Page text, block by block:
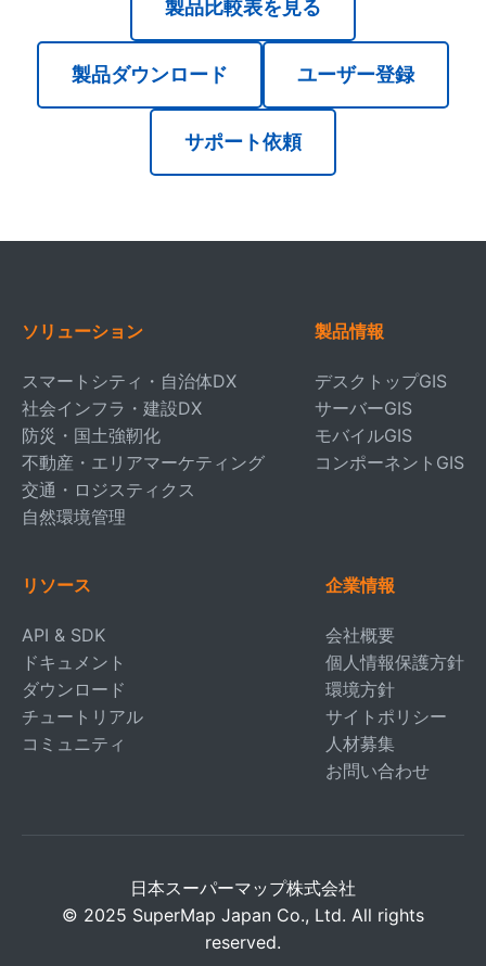
製品比較表を見る
製品ダウンロード ユーザー登録
サポート依頼
ソリューション
スマートシティ・自治体DX
社会インフラ・建設DX
防災・国土強靭化
不動産・エリアマーケティング
交通・ロジスティクス
自然環境管理
製品情報
デスクトップGIS
サーバーGIS
モバイルGIS
コンポーネントGIS
リソース
API & SDK
ドキュメント
ダウンロード
チュートリアル
コミュニティ
企業情報
会社概要
個人情報保護方針
環境方針
サイトポリシー
人材募集
お問い合わせ
日本スーパーマップ株式会社
© 2025 SuperMap Japan Co., Ltd. All rights
reserved.